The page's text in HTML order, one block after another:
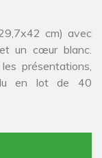
cm) avec
un cœur blanc.
présentations,
en lot de 40